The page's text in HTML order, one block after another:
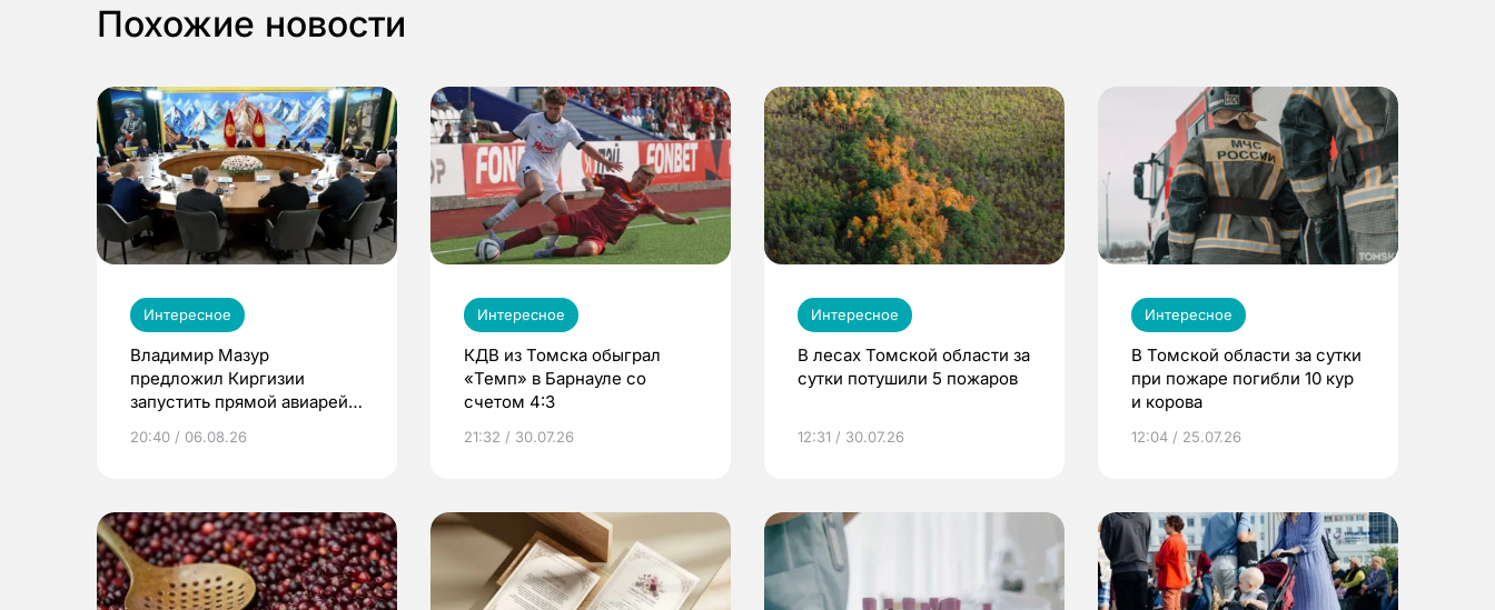
Похожие новости
Интересное
Владимир Мазур
предложил Киргизии
запустить прямой авиарейс
20:40 / 06.08.26
Интересное
КДВ из Томска обыграл
«Темп» в Барнауле со
счетом 4:3
21:32 / 30.07.26
Интересное
В лесах Томской области за
сутки потушили 5 пожаров
12:31 / 30.07.26
Интересное
В Томской области за сутки
при пожаре погибли 10 кур
и корова
12:04 / 25.07.26